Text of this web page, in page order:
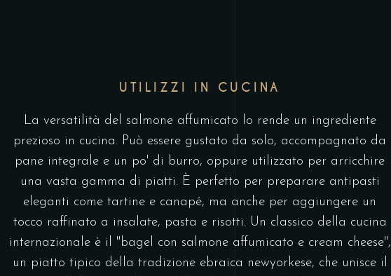
UTILIZZI IN CUCINA
La versatilità del salmone affumicato lo rende un ingrediente
prezioso in cucina. Può essere gustato da solo, accompagnato da
pane integrale e un po' di burro, oppure utilizzato per arricchire
una vasta gamma di piatti. È perfetto per preparare antipasti
eleganti come tartine e canapé, ma anche per aggiungere un
tocco raffinato a insalate, pasta e risotti. Un classico della cucina
internazionale è il "bagel con salmone affumicato e cream cheese",
un piatto tipico della tradizione ebraica newyorkese, che unisce il